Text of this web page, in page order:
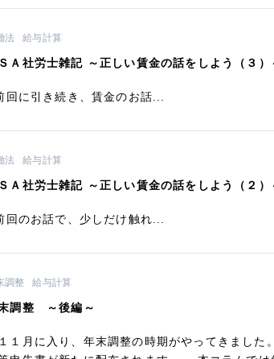
法 給与計算
Ａ社労士雑記 ～正しい賃金の話をしよう（３）
回に引き続き、賃金のお話...
法 給与計算
Ａ社労士雑記 ～正しい賃金の話をしよう（２）
回のお話で、少しだけ触れ...
調整 給与計算
調整 ～後編～
１月に入り、年末調整の時期がやってきました